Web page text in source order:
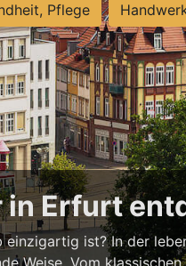
Pflege
Erfurt
ist? In der